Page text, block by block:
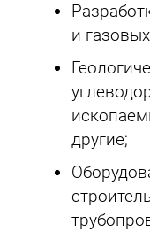
и
другие;